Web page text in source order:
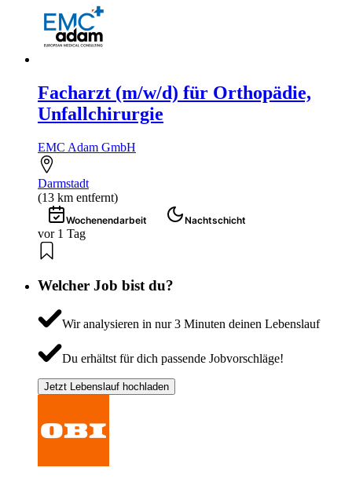
Facharzt (m/w/d) für Orthopädie,
Unfallchirurgie
EMC Adam GmbH
Darmstadt
(13 km entfernt)
Wochenendarbeit Nachtschicht
vor 1 Tag
Welcher Job bist du?
Wir analysieren in nur 3 Minuten deinen Lebenslauf
Du erhältst für dich passende Jobvorschläge!
Jetzt Lebenslauf hochladen